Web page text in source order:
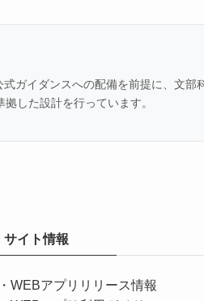
ガイダンスへの配備を前提に、文部
した設計を行っています。
サイト情報
・ WEBアプリリリース情報